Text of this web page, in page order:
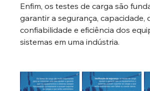
Enfim, os testes de carga são
garantir a segurança, capacidade,
confiabilidade e eficiência dos
sistemas em uma indústria.